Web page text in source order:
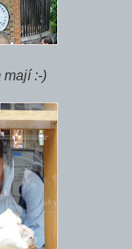
mají :-)